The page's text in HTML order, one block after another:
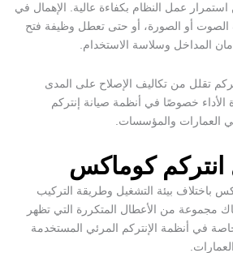
عمل النظام بكفاءة عالية. الإهمال في
أو الصورة، أو حتى تعطل وظيفة فتح
المداخل وسلاسة الاستخدام.
تقلل من تكاليف الإصلاح على المدى
الأداء خصوصًا في أنظمة صيانة إنتركم
العمارات والمؤسسات.
انتركم كوماكس
باختلاف بيئة التشغيل وطريقة التركيب
مجموعة من الأعطال المتكررة التي تظهر
في أنظمة الإنتركم المرئي المستخدمة